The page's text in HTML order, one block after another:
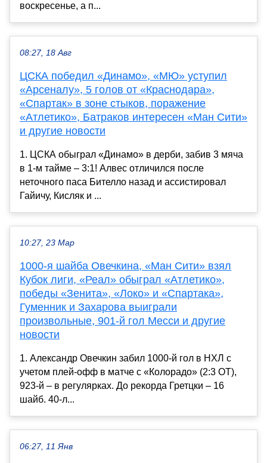
воскресенье, а п...
08:27, 18 Авг
ЦСКА победил «Динамо», «МЮ» уступил
«Арсеналу», 5 голов от «Краснодара»,
«Спартак» в зоне стыков, поражение
«Атлетико», Батраков интересен «Ман Сити»
и другие новости
1. ЦСКА обыграл «Динамо» в дерби, забив 3 мяча
в 1-м тайме – 3:1! Алвес отличился после
неточного паса Бителло назад и ассистировал
Гайичу, Кисляк и ...
10:27, 23 Мар
1000-я шайба Овечкина, «Ман Сити» взял
Кубок лиги, «Реал» обыграл «Атлетико»,
победы «Зенита», «Локо» и «Спартака»,
Гуменник и Захарова выиграли
произвольные, 901-й гол Месси и другие
новости
1. Александр Овечкин забил 1000-й гол в НХЛ с
учетом плей-офф в матче с «Колорадо» (2:3 ОТ),
923-й – в регулярках. До рекорда Гретцки – 16
шайб. 40-л...
06:27, 11 Янв